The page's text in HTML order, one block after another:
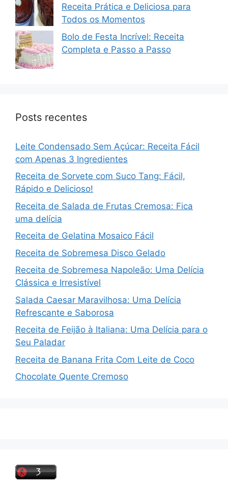
Receita Prática e Deliciosa para
Todos os Momentos
Bolo de Festa Incrível: Receita
Completa e Passo a Passo
Posts recentes
Leite Condensado Sem Açúcar: Receita Fácil
com Apenas 3 Ingredientes
Receita de Sorvete com Suco Tang: Fácil,
Rápido e Delicioso!
Receita de Salada de Frutas Cremosa: Fica
uma delícia
Receita de Gelatina Mosaico Fácil
Receita de Sobremesa Disco Gelado
Receita de Sobremesa Napoleão: Uma Delícia
Clássica e Irresistível
Salada Caesar Maravilhosa: Uma Delícia
Refrescante e Saborosa
Receita de Feijão à Italiana: Uma Delícia para o
Seu Paladar
Receita de Banana Frita Com Leite de Coco
Chocolate Quente Cremoso